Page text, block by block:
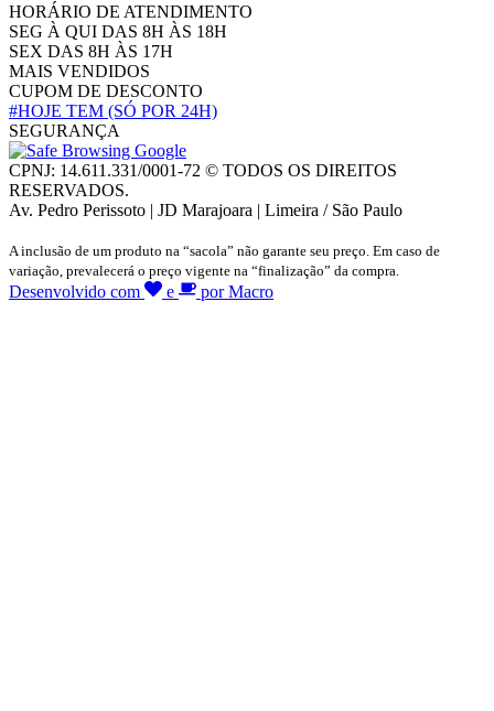
HORÁRIO DE ATENDIMENTO
SEG À QUI DAS 8H ÀS 18H
SEX DAS 8H ÀS 17H
MAIS VENDIDOS
CUPOM DE DESCONTO
#HOJE TEM (SÓ POR 24H)
SEGURANÇA
CPNJ: 14.611.331/0001-72 © TODOS OS DIREITOS
RESERVADOS.
Av. Pedro Perissoto | JD Marajoara | Limeira / São Paulo
A inclusão de um produto na “sacola” não garante seu preço. Em caso de
variação, prevalecerá o preço vigente na “finalização” da compra.
Desenvolvido com e por Macro